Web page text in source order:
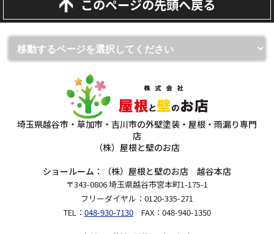
このページの先頭へ戻る
埼玉県越谷市・草加市・吉川市の外壁塗装・屋根・雨漏り専門
店
（株）屋根と壁のお店
ショールーム：（株）屋根と壁のお店 越谷本店
〒343-0806 埼玉県越谷市宮本町1-175-1
フリーダイヤル：0120-335-271
TEL： 048-930-7130FAX：048-940-1350